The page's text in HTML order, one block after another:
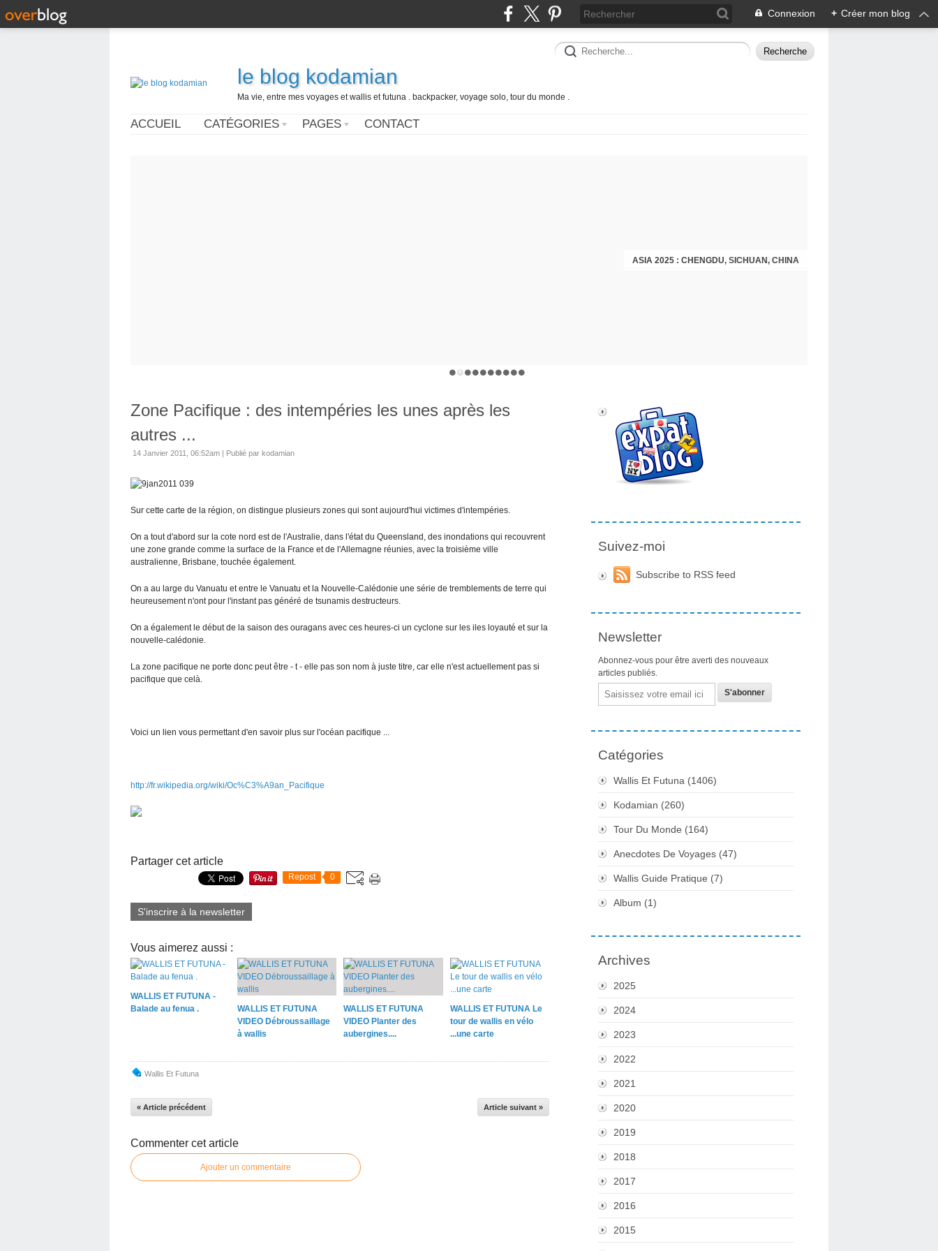
Connexion + Créer mon blog
le blog kodamian
Ma vie, entre mes voyages et wallis et futuna . backpacker, voyage solo, tour du monde .
ACCUEIL CATÉGORIES PAGES CONTACT
ASIA 2025 : CHENGDU, SICHUAN, CHINA
CHENGDU 2025
Zone Pacifique : des intempéries les unes après les
autres ...
14 Janvier 2011, 06:52am | Publié par kodamian
Sur cette carte de la région, on distingue plusieurs zones qui sont aujourd'hui victimes d'intempéries.
On a tout d'abord sur la cote nord est de l'Australie, dans l'état du Queensland, des inondations qui recouvrent
une zone grande comme la surface de la France et de l'Allemagne réunies, avec la troisième ville
australienne, Brisbane, touchée également.
On a au large du Vanuatu et entre le Vanuatu et la Nouvelle-Calédonie une série de tremblements de terre qui
heureusement n'ont pour l'instant pas généré de tsunamis destructeurs.
On a également le début de la saison des ouragans avec ces heures-ci un cyclone sur les iles loyauté et sur la
nouvelle-calédonie.
La zone pacifique ne porte donc peut être - t - elle pas son nom à juste titre, car elle n'est actuellement pas si
pacifique que celà.
Voici un lien vous permettant d'en savoir plus sur l'océan pacifique ...
http://fr.wikipedia.org/wiki/Oc%C3%A9an_Pacifique
Partager cet article
Repost 0
S'inscrire à la newsletter
Vous aimerez aussi :
WALLIS ET FUTUNA -
Balade au fenua .
WALLIS ET FUTUNA
VIDEO Débroussaillage
à wallis
WALLIS ET FUTUNA
VIDEO Planter des
aubergines....
WALLIS ET FUTUNA Le
tour de wallis en vélo
...une carte
Wallis Et Futuna
« Article précédent Article suivant »
Commenter cet article
Ajouter un commentaire
Suivez-moi
Subscribe to RSS feed
Newsletter
Abonnez-vous pour être averti des nouveaux
articles publiés.
Email
Catégories
Wallis Et Futuna (1406)
Kodamian (260)
Tour Du Monde (164)
Anecdotes De Voyages (47)
Wallis Guide Pratique (7)
Album (1)
Archives
2025
2024
2023
2022
2021
2020
2019
2018
2017
2016
2015